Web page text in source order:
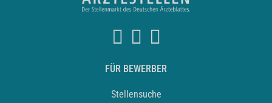
FÜR BEWERBER
Stellensuche